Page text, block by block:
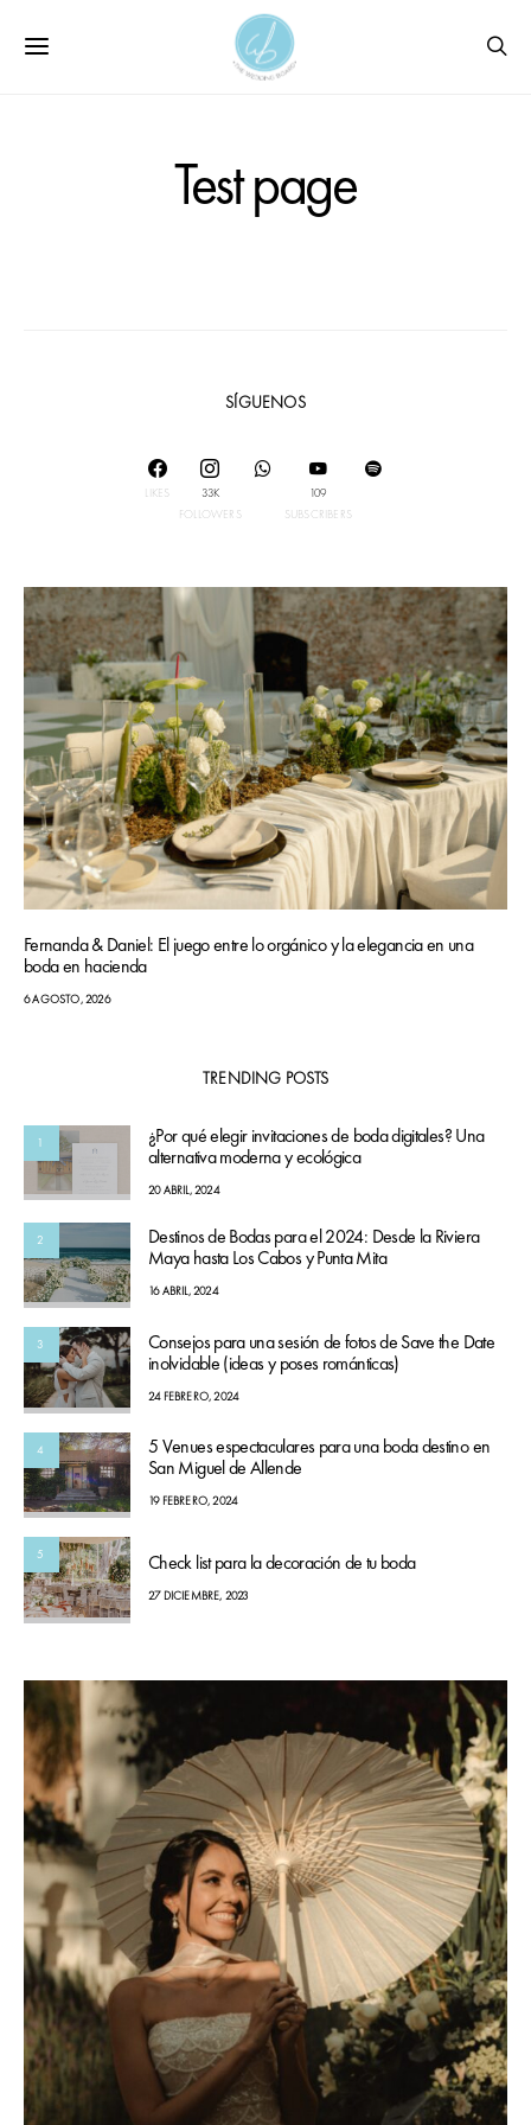
Test page
SÍGUENOS
LIKES
33K
FOLLOWERS
109
SUBSCRIBERS
Fernanda & Daniel: El juego entre lo orgánico y la elegancia en una
boda en hacienda
6 AGOSTO, 2026
TRENDING POSTS
1
¿Por qué elegir invitaciones de boda digitales? Una
alternativa moderna y ecológica
20 ABRIL, 2024
2
Destinos de Bodas para el 2024: Desde la Riviera
Maya hasta Los Cabos y Punta Mita
16 ABRIL, 2024
3
Consejos para una sesión de fotos de Save the Date
inolvidable (ideas y poses románticas)
24 FEBRERO, 2024
4
5 Venues espectaculares para una boda destino en
San Miguel de Allende
19 FEBRERO, 2024
5 Check list para la decoración de tu boda
27 DICIEMBRE, 2023